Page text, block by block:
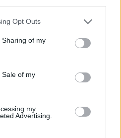
Opt Outs
of my
of my
my
Advertising.
ΑΡΘΡΑ